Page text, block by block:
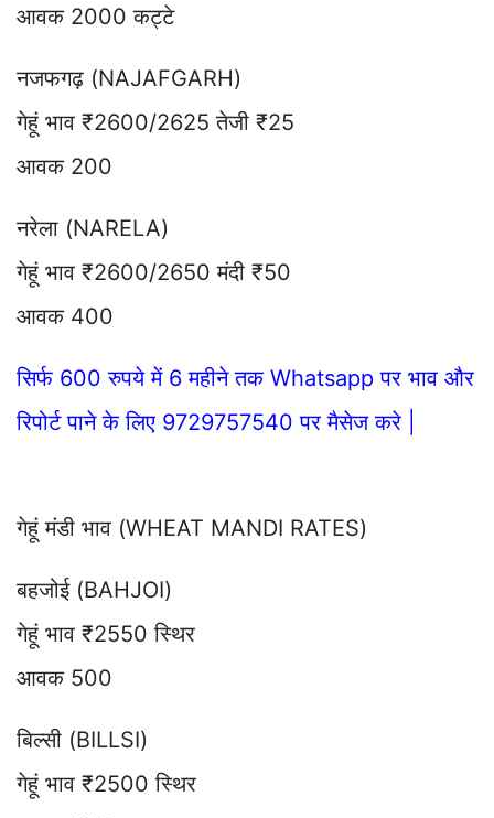
आवक 2000 कट्टे
नजफगढ़ (NAJAFGARH)
गेहूं भाव ₹2600/2625 तेजी ₹25
आवक 200
नरेला (NARELA)
गेहूं भाव ₹2600/2650 मंदी ₹50
आवक 400
सिर्फ 600 रुपये में 6 महीने तक Whatsapp पर भाव और
रिपोर्ट पाने के लिए 9729757540 पर मैसेज करे |
गेहूं मंडी भाव (WHEAT MANDI RATES)
बहजोई (BAHJOI)
गेहूं भाव ₹2550 स्थिर
आवक 500
बिल्सी (BILLSI)
गेहूं भाव ₹2500 स्थिर